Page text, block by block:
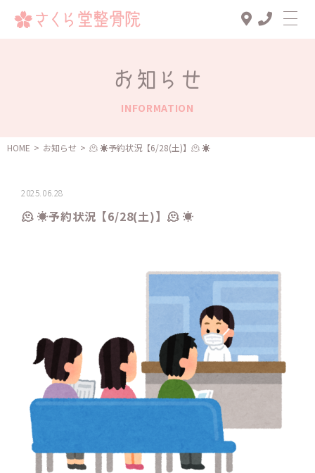
診療メニュー
スタッフ一覧
お知らせ
INFORMATION
HOME > お知らせ > ️🫠 ☀️予約状況【6/28(土)】️️️🫠 ☀️
2025.06.28
️🫠 ☀️予約状況【6/28(土)】️️️🫠 ☀️